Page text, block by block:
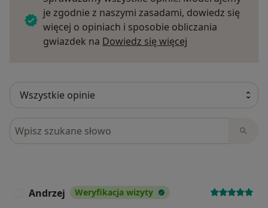
je zgodnie z naszymi zasadami, dowiedz się
więcej o opiniach i sposobie obliczania
gwiazdek na Dowiedz się więcej
Szukaj w opiniach
Andrzej Weryfikacja wizyty